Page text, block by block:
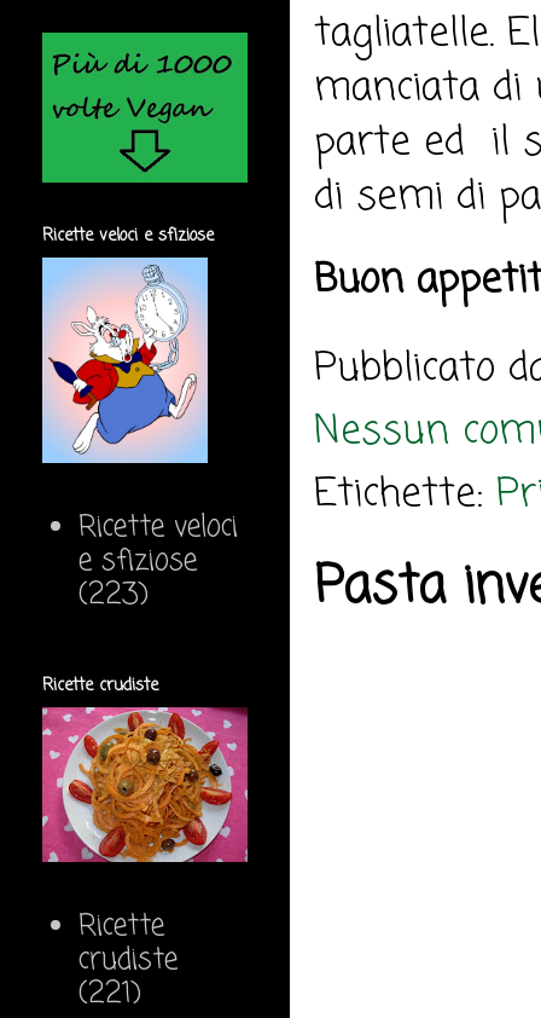
tagliatelle.
manciata
parte ed il
di semi di
Buon
Pubblicato
Nessun
Etichette:
Pasta
Ricette veloci e sfiziose
Ricette veloci
e sfiziose
(223)
Ricette crudiste
Ricette
crudiste
(221)